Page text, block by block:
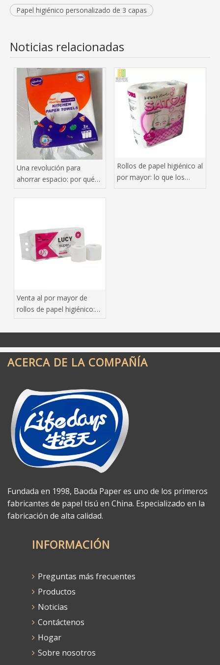
Papel higiénico personalizado de 3 capas
Noticias relacionadas
Una revolución para
ahorrar espacio: por qué
Rollos de papel higiénico al
por mayor: lo que los
Venta al por mayor de
rollos de papel higiénico:
abastecimiento para
ACERCA DE LA COMPAÑÍA
Fundada en 1998, Baoda Paper es uno de los primeros
fabricantes de papel tisú en China. Especializado en la
fabricación de alta calidad.
INFORMACIÓN
Preguntas más frecuentes
Productos
Noticias
Contáctenos
Hogar
Sobre nosotros